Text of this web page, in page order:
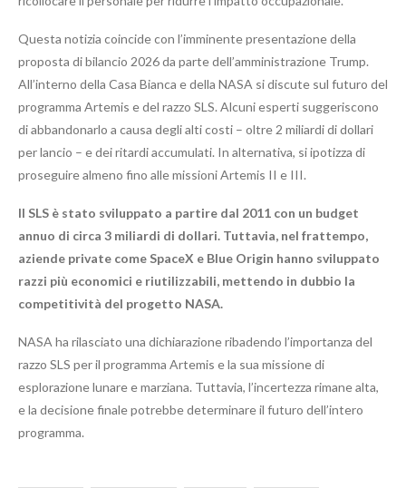
Questa notizia coincide con l’imminente presentazione della
proposta di bilancio 2026 da parte dell’amministrazione Trump.
All’interno della Casa Bianca e della NASA si discute sul futuro del
programma Artemis e del razzo SLS. Alcuni esperti suggeriscono
di abbandonarlo a causa degli alti costi – oltre 2 miliardi di dollari
per lancio – e dei ritardi accumulati. In alternativa, si ipotizza di
proseguire almeno fino alle missioni Artemis II e III.
Il SLS è stato sviluppato a partire dal 2011 con un budget
annuo di circa 3 miliardi di dollari. Tuttavia, nel frattempo,
aziende private come SpaceX e Blue Origin hanno sviluppato
razzi più economici e riutilizzabili, mettendo in dubbio la
competitività del progetto NASA.
NASA ha rilasciato una dichiarazione ribadendo l’importanza del
razzo SLS per il programma Artemis e la sua missione di
esplorazione lunare e marziana. Tuttavia, l’incertezza rimane alta,
e la decisione finale potrebbe determinare il futuro dell’intero
programma.